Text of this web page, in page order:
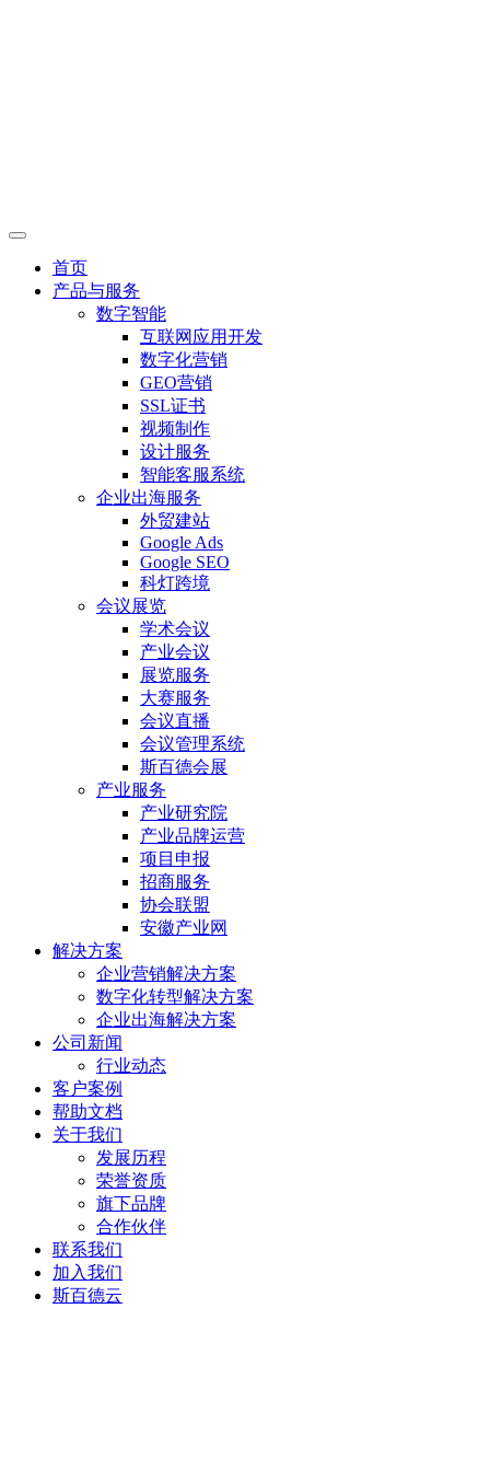
首页
产品与服务
数字智能
互联网应用开发
数字化营销
GEO营销
SSL证书
视频制作
设计服务
智能客服系统
企业出海服务
外贸建站
Google Ads
Google SEO
科灯跨境
会议展览
学术会议
产业会议
展览服务
大赛服务
会议直播
会议管理系统
斯百德会展
产业服务
产业研究院
产业品牌运营
项目申报
招商服务
协会联盟
安徽产业网
解决方案
企业营销解决方案
数字化转型解决方案
企业出海解决方案
公司新闻
行业动态
客户案例
帮助文档
关于我们
发展历程
荣誉资质
旗下品牌
合作伙伴
联系我们
加入我们
斯百德云